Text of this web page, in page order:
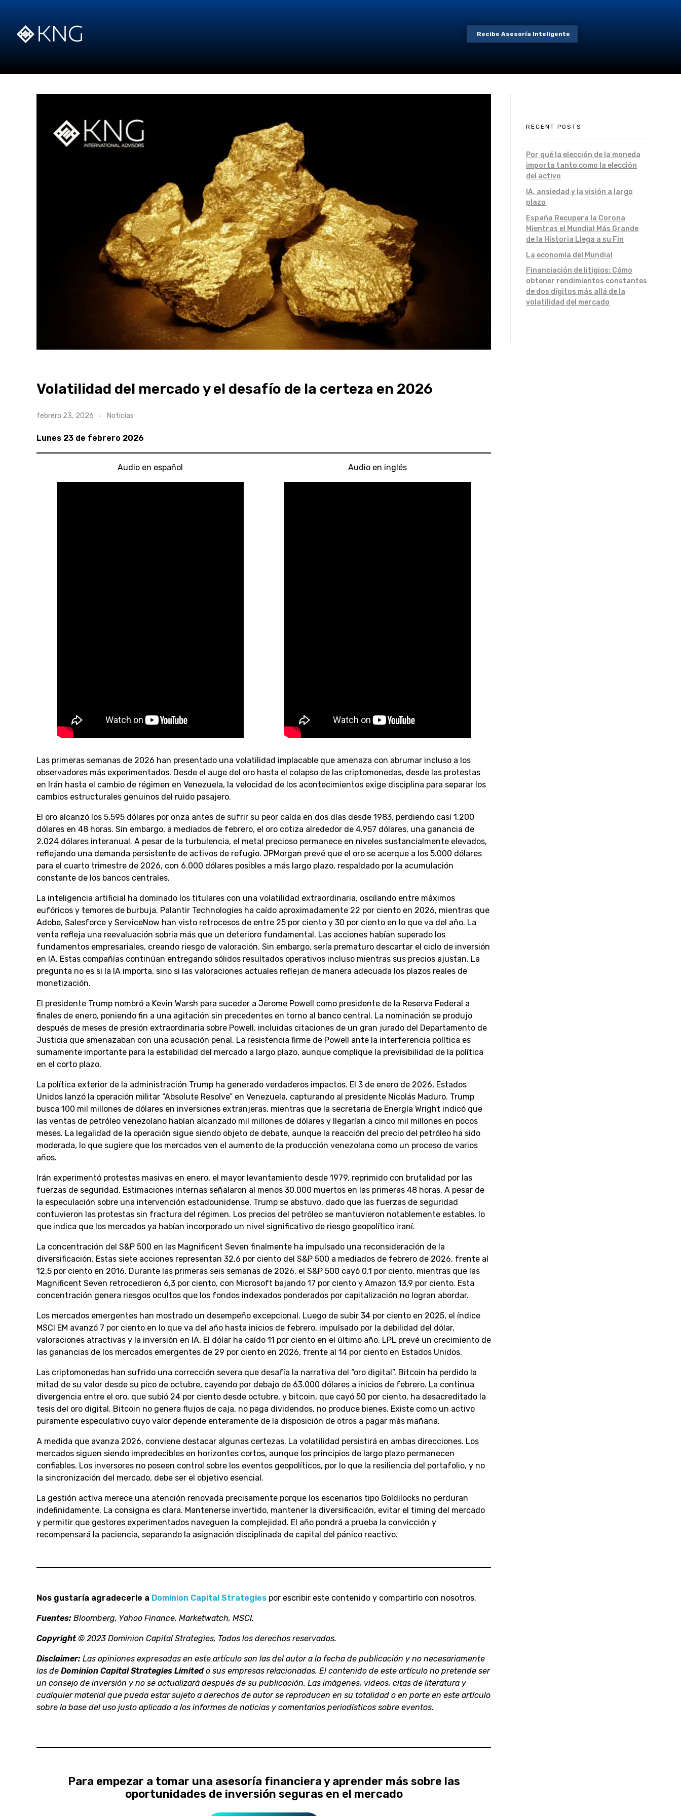
Recibe Asesoría Inteligente
Volatilidad del mercado y el desafío de la certeza en 2026
febrero 23, 2026 Noticias
Lunes 23 de febrero 2026
Audio en español Audio en inglés
Las primeras semanas de 2026 han presentado una volatilidad implacable que amenaza con abrumar incluso a los
observadores más experimentados. Desde el auge del oro hasta el colapso de las criptomonedas, desde las protestas
en Irán hasta el cambio de régimen en Venezuela, la velocidad de los acontecimientos exige disciplina para separar los
cambios estructurales genuinos del ruido pasajero.
El oro alcanzó los 5.595 dólares por onza antes de sufrir su peor caída en dos días desde 1983, perdiendo casi 1.200
dólares en 48 horas. Sin embargo, a mediados de febrero, el oro cotiza alrededor de 4.957 dólares, una ganancia de
2.024 dólares interanual. A pesar de la turbulencia, el metal precioso permanece en niveles sustancialmente elevados,
reflejando una demanda persistente de activos de refugio. JPMorgan prevé que el oro se acerque a los 5.000 dólares
para el cuarto trimestre de 2026, con 6.000 dólares posibles a más largo plazo, respaldado por la acumulación
constante de los bancos centrales.
La inteligencia artificial ha dominado los titulares con una volatilidad extraordinaria, oscilando entre máximos
eufóricos y temores de burbuja. Palantir Technologies ha caído aproximadamente 22 por ciento en 2026, mientras que
Adobe, Salesforce y ServiceNow han visto retrocesos de entre 25 por ciento y 30 por ciento en lo que va del año. La
venta refleja una reevaluación sobria más que un deterioro fundamental. Las acciones habían superado los
fundamentos empresariales, creando riesgo de valoración. Sin embargo, sería prematuro descartar el ciclo de inversión
en IA. Estas compañías continúan entregando sólidos resultados operativos incluso mientras sus precios ajustan. La
pregunta no es si la IA importa, sino si las valoraciones actuales reflejan de manera adecuada los plazos reales de
monetización.
El presidente Trump nombró a Kevin Warsh para suceder a Jerome Powell como presidente de la Reserva Federal a
finales de enero, poniendo fin a una agitación sin precedentes en torno al banco central. La nominación se produjo
después de meses de presión extraordinaria sobre Powell, incluidas citaciones de un gran jurado del Departamento de
Justicia que amenazaban con una acusación penal. La resistencia firme de Powell ante la interferencia política es
sumamente importante para la estabilidad del mercado a largo plazo, aunque complique la previsibilidad de la política
en el corto plazo.
La política exterior de la administración Trump ha generado verdaderos impactos. El 3 de enero de 2026, Estados
Unidos lanzó la operación militar “Absolute Resolve” en Venezuela, capturando al presidente Nicolás Maduro. Trump
busca 100 mil millones de dólares en inversiones extranjeras, mientras que la secretaria de Energía Wright indicó que
las ventas de petróleo venezolano habían alcanzado mil millones de dólares y llegarían a cinco mil millones en pocos
meses. La legalidad de la operación sigue siendo objeto de debate, aunque la reacción del precio del petróleo ha sido
moderada, lo que sugiere que los mercados ven el aumento de la producción venezolana como un proceso de varios
años.
Irán experimentó protestas masivas en enero, el mayor levantamiento desde 1979, reprimido con brutalidad por las
fuerzas de seguridad. Estimaciones internas señalaron al menos 30.000 muertos en las primeras 48 horas. A pesar de
la especulación sobre una intervención estadounidense, Trump se abstuvo, dado que las fuerzas de seguridad
contuvieron las protestas sin fractura del régimen. Los precios del petróleo se mantuvieron notablemente estables, lo
que indica que los mercados ya habían incorporado un nivel significativo de riesgo geopolítico iraní.
La concentración del S&P 500 en las Magnificent Seven finalmente ha impulsado una reconsideración de la
diversificación. Estas siete acciones representan 32,6 por ciento del S&P 500 a mediados de febrero de 2026, frente al
12,5 por ciento en 2016. Durante las primeras seis semanas de 2026, el S&P 500 cayó 0,1 por ciento, mientras que las
Magnificent Seven retrocedieron 6,3 por ciento, con Microsoft bajando 17 por ciento y Amazon 13,9 por ciento. Esta
concentración genera riesgos ocultos que los fondos indexados ponderados por capitalización no logran abordar.
Los mercados emergentes han mostrado un desempeño excepcional. Luego de subir 34 por ciento en 2025, el índice
MSCI EM avanzó 7 por ciento en lo que va del año hasta inicios de febrero, impulsado por la debilidad del dólar,
valoraciones atractivas y la inversión en IA. El dólar ha caído 11 por ciento en el último año. LPL prevé un crecimiento de
las ganancias de los mercados emergentes de 29 por ciento en 2026, frente al 14 por ciento en Estados Unidos.
Las criptomonedas han sufrido una corrección severa que desafía la narrativa del “oro digital”. Bitcoin ha perdido la
mitad de su valor desde su pico de octubre, cayendo por debajo de 63.000 dólares a inicios de febrero. La continua
divergencia entre el oro, que subió 24 por ciento desde octubre, y bitcoin, que cayó 50 por ciento, ha desacreditado la
tesis del oro digital. Bitcoin no genera flujos de caja, no paga dividendos, no produce bienes. Existe como un activo
puramente especulativo cuyo valor depende enteramente de la disposición de otros a pagar más mañana.
A medida que avanza 2026, conviene destacar algunas certezas. La volatilidad persistirá en ambas direcciones. Los
mercados siguen siendo impredecibles en horizontes cortos, aunque los principios de largo plazo permanecen
confiables. Los inversores no poseen control sobre los eventos geopolíticos, por lo que la resiliencia del portafolio, y no
la sincronización del mercado, debe ser el objetivo esencial.
La gestión activa merece una atención renovada precisamente porque los escenarios tipo Goldilocks no perduran
indefinidamente. La consigna es clara. Mantenerse invertido, mantener la diversificación, evitar el timing del mercado
y permitir que gestores experimentados naveguen la complejidad. El año pondrá a prueba la convicción y
recompensará la paciencia, separando la asignación disciplinada de capital del pánico reactivo.
Nos gustaría agradecerle a Dominion Capital Strategies por escribir este contenido y compartirlo con nosotros.
Fuentes: Bloomberg, Yahoo Finance, Marketwatch, MSCI.
Copyright© 2023 Dominion Capital Strategies, Todos los derechos reservados.
Disclaimer: Las opiniones expresadas en este artículo son las del autor a la fecha de publicación y no necesariamente
las de Dominion Capital Strategies Limitedo sus empresas relacionadas. El contenido de este artículo no pretende ser
un consejo de inversión y no se actualizará después de su publicación. Las imágenes, videos, citas de literatura y
cualquier material que pueda estar sujeto a derechos de autor se reproducen en su totalidad o en parte en este artículo
sobre la base del uso justo aplicado a los informes de noticias y comentarios periodísticos sobre eventos.
Para empezar a tomar una asesoría financiera y aprender más sobre las
oportunidades de inversión seguras en el mercado
RECENT POSTS
Por qué la elección de la moneda
importa tanto como la elección
del activo
IA, ansiedad y la visión a largo
plazo
España Recupera la Corona
Mientras el Mundial Más Grande
de la Historia Llega a su Fin
La economía del Mundial
Financiación de litigios: Cómo
obtener rendimientos constantes
de dos dígitos más allá de la
volatilidad del mercado